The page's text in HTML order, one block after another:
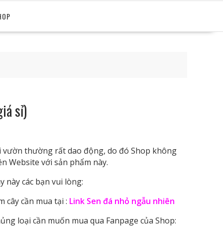
sỉ)
vườn thường rất dao động, do đó Shop không
Website với sản phẩm này.
này các bạn vui lòng:
cần mua tại : Link Sen đá nhỏ ngẫu nhiên
loại cần muốn mua qua Fanpage của Shop: